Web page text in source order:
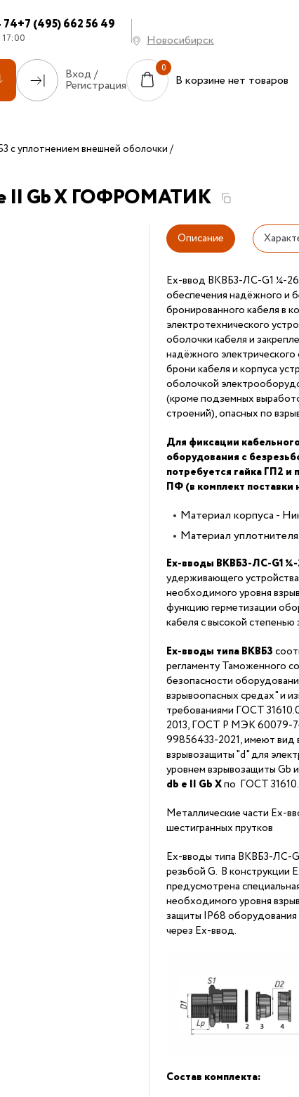
74+7 (495) 662 56 49
Новосибирск
Вход /
Регистрация В корзине нет товаров
с уплотнением внешней оболочки
e II Gb X ГОФРОМАТИК
Описание
Ех-ввод ВКВБ3-ЛС-G1 ¼-
обеспечения надёжного и
бронированного кабеля в
электротехнического
оболочки кабеля и
надёжного
брони кабеля и корпуса
оболочкой
(кроме подземных
строений), опасных по
Для фиксации
оборудования с
потребуется гайка ГП2 и
ПФ (в комплект поставки
Материал корпуса -
Материал
Ex-вводы ВКВБ3-ЛС-G1
удерживающего
необходимого уровня
функцию герметизации
кабеля с высокой
Ex-вводы типа ВКВБ3
регламенту Таможенного
безопасности
взрывоопасных средах" и
требованиями ГОСТ
2013, ГОСТ Р МЭК 60079-
99856433-2021, имеют вид
взрывозащиты "d" для
уровнем взрывозащиты Gb
db е II Gb Xпо ГОСТ
Металлические части Ex-
шестигранных прутков
Ex-вводы типа ВКВБ3-ЛС-
резьбой G. В конструкции
предусмотрена
необходимого уровня
защиты IP68
через Ex-ввод.
Состав комплекта: